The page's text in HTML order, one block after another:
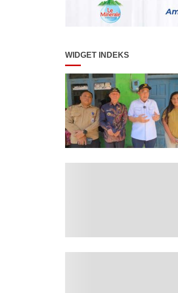
WIDGET INDEKS